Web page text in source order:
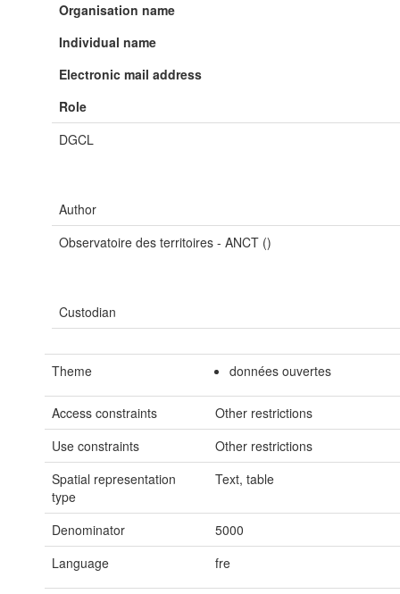
Organisation name
Individual name
Electronic mail address
Role
DGCL
Author
Observatoire des territoires - ANCT ()
Custodian
Theme données ouvertes
Access constraints
Other restrictions
Use constraints
Other restrictions
Spatial representation
type
Text, table
Denominator
5000
Language
fre